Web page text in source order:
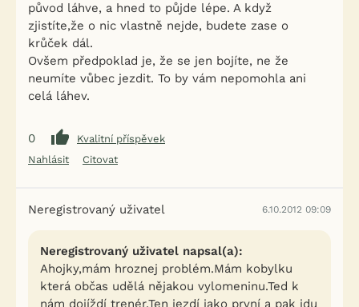
původ láhve, a hned to půjde lépe. A když
zjistíte,že o nic vlastně nejde, budete zase o
krůček dál.
Ovšem předpoklad je, že se jen bojíte, ne že
neumíte vůbec jezdit. To by vám nepomohla ani
celá láhev.
0
Kvalitní příspěvek
Nahlásit
Citovat
Neregistrovaný uživatel 6.10.2012 09:09
Neregistrovaný uživatel napsal(a):
Ahojky,mám hroznej problém.Mám kobylku
která občas udělá nějakou vylomeninu.Ted k
nám dojíždí trenér.Ten jezdí jako první a pak jdu